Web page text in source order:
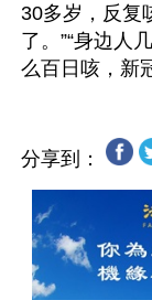
30多岁，反复
了。”“身边人
分享到：